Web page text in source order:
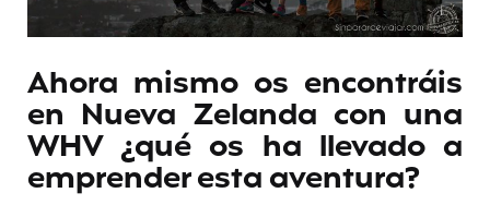
Ahora mismo os encontráis
en Nueva Zelanda con una
WHV ¿qué os ha llevado a
emprender esta aventura?